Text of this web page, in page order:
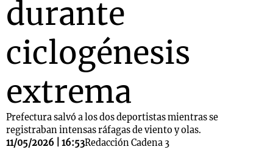
durante
ciclogénesis
extrema
Prefectura salvó a los dos deportistas mientras se
registraban intensas ráfagas de viento y olas.
11/05/2026 | 16:53Redacción Cadena 3